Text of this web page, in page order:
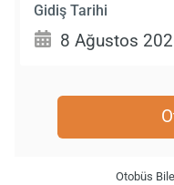
Gidiş Tarihi
Otobüs